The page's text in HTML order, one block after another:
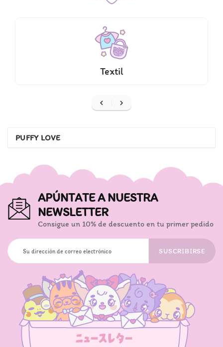
Textil
 
PUFFY LOVE
APÚNTATE A NUESTRA
NEWSLETTER
Consigue un 10% de descuento en tu primer pedido
SUSCRIBIRSE